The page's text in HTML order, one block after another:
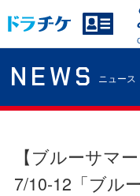
NEWS ニュース
【ブルーサマ
7/10-12「ブル